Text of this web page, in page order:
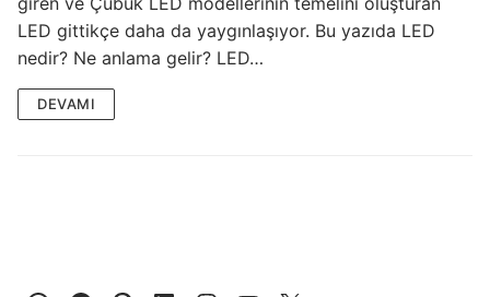
Sabit Gerilim Şerit LED
LED gittikçe daha da yaygınlaşıyor. Bu yazıda LED
nedir? Ne anlama gelir? LED…
DEVAMI